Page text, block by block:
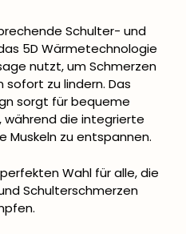
Schulter- und
5D Wärmetechnologie
nutzt, um Schmerzen
sofort zu lindern. Das
sorgt für bequeme
die integrierte
Muskeln zu entspannen.
perfekten Wahl für alle, die
Schulterschmerzen